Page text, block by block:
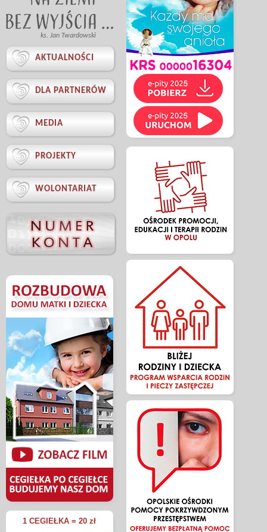
ks. Jan Twardowski
 AKTUALNOŚCI
 DLA PARTNERÓW
 MEDIA
 PROJEKTY
 WOLONTARIAT
1 CEGIEŁKA = 20 zł